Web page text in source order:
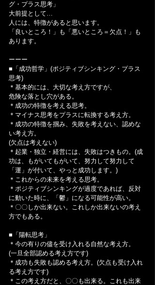
グ・プラス思考」
大前提として…
人には、特徴があると思います。
「良いところ！」も「悪いところ＝欠点！」も
あります。
ーーー
■「成功哲学」(ポジティブシンキング・プラス
思考)
＊基本的には、大切な考え方ですが、
危険な落とし穴がある。
＊成功の特徴を考える思考。
＊マイナス思考をプラスに転換する考え方。
＊成功の特徴を掴み、失敗を考えない、認めな
い考え方。
(欠点は考えない)
＊起業・独立・経営には、失敗はつきもの。(成
功は、もがいてもがいて、努力して努力して
「運」が付いて、やっと成功します。)
＊これからの未来を考える思考。
＊ポジティブシンキングが過度であれば、反対
に動いた時に、「鬱」になる可能性が高い。
＊〇〇しか出来ない。これしか出来ないの考え
方でもある。
■「陽転思考」
＊今の有りの儘を受け入れる自然な考え方。
(一旦全部認める考え方です)
＊成功も失敗も認める考え方。(欠点も受け入れ
る考え方です)
＊この考え方だと、〇〇も出来る。これも出来